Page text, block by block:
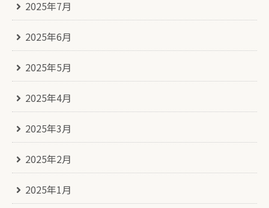
2025年7月
2025年6月
2025年5月
2025年4月
2025年3月
2025年2月
2025年1月